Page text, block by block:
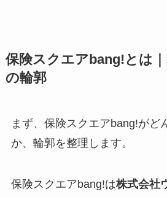
保険スクエアbang!とは
の輪郭
まず、保険スクエアbang!がど
か、輪郭を整理します。
保険スクエアbang!は株式会社